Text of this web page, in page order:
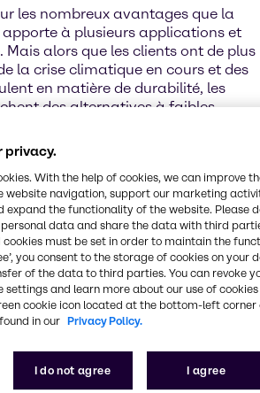
les nombreux avantages que la
à plusieurs applications et
Mais alors que les clients ont de plus
la crise climatique en cours et des
en matière de durabilité, les
des alternatives à faibles
bruts traditionnels.
tels que la directive sur les
la réglementation REACH et la
revêtements, le secteur a déjà
point d’ébullition plus élevé ou à
considérablement les dangers et
de gaz à effet de serre.
applications, le pouvoir
sont essentiels à leur efficacité.
aucune solution rapide globale,
auprès de nos clients pour les
Grâce à Step4Change, nous
une gamme de produits qui
privacy.
With the help of cookies, we can improve
website navigation, support our marketing
expand the functionality of the website. Please
data and share the data with third
must be set in order to maintain the
you consent to the storage of cookies on your
of the data to third parties. You can revoke
and learn more about our use of cookies
cookie icon located at the bottom-left corner
in our Privacy Policy.
I do not agree I agree